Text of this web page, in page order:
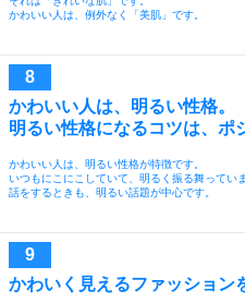
かわいい人は、例外なく「美肌」です。
かわいい人は、明るい性格。
明るい性格になるコツは、ポ
かわいい人は、明るい性格が特徴です。
いつもにこにこしていて、明るく振る舞っていま
話をするときも、明るい話題が中心です。
かわいく見えるファッション